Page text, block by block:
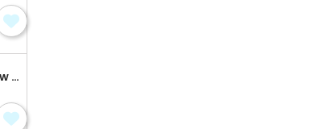
Ostrze do nożyków Excel